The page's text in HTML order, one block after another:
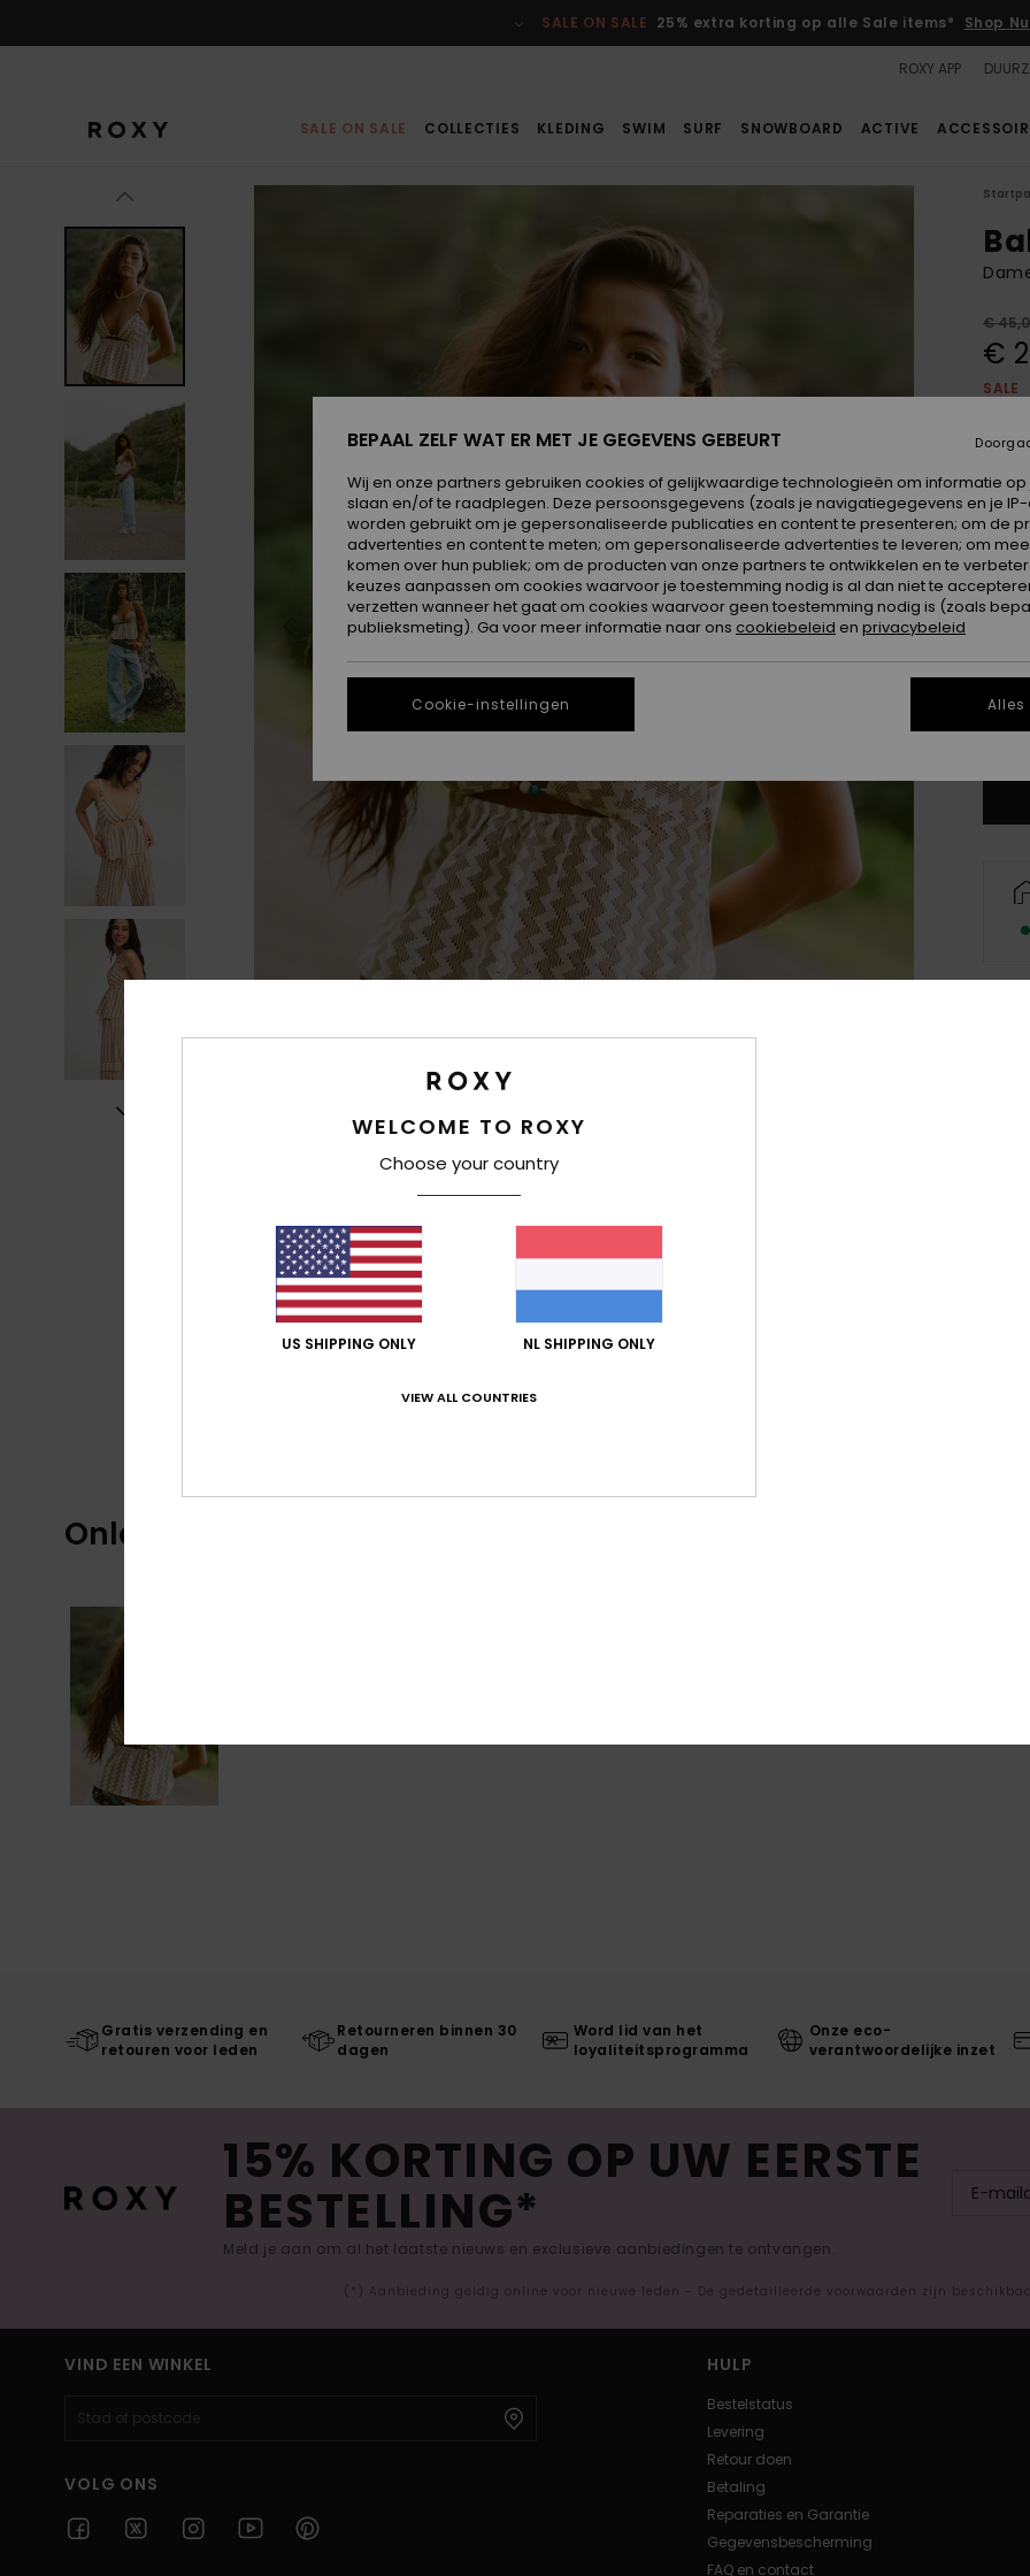
SALE ON SALE 25% extra korting op alle Sale items* Shop Nu
ROXY APP
SALE ON SALE COLLECTIES KLEDING SWIM SURF SNOWBOARD ACTIVE
€
€
SALE
Kleur
XS
Onlangs bekeken
Gratis verzending en
retouren voor leden
Retourneren binnen 30
dagen
Word lid van het
loyaliteitsprogramma
Onze eco-
verantwoordelijke inzet
15% KORTING OP UW EERSTE
BESTELLING*
Meld je aan om al het laatste nieuws en exclusieve aanbiedingen te ontvangen.
(*) Aanbieding geldig online voor nieuwe leden - De gedetailleerde voorwaarden zijn
VIND EEN WINKEL
VOLG ONS
HULP
Bestelstatus
Levering
Retour doen
Betaling
Reparaties en Garantie
Gegevensbescherming
FAQ en contact
WELCOME TO ROXY
Choose your country
US SHIPPING ONLY NL SHIPPING ONLY
VIEW ALL COUNTRIES
BEPAAL ZELF WAT ER MET JE GEGEVENS GEBEURT
Wij en onze partners gebruiken cookies of gelijkwaardige technologieën om informatie
slaan en/of te raadplegen. Deze persoonsgegevens (zoals je navigatiegegevens en je
worden gebruikt om je gepersonaliseerde publicaties en content te presenteren; om de
advertenties en content te meten; om gepersonaliseerde advertenties te leveren; om
komen over hun publiek; om de producten van onze partners te ontwikkelen en te
keuzes aanpassen om cookies waarvoor je toestemming nodig is al dan niet te
verzetten wanneer het gaat om cookies waarvoor geen toestemming nodig is (zoals
publieksmeting). Ga voor meer informatie naar ons cookiebeleid en privacybeleid
Cookie-instellingen Alles